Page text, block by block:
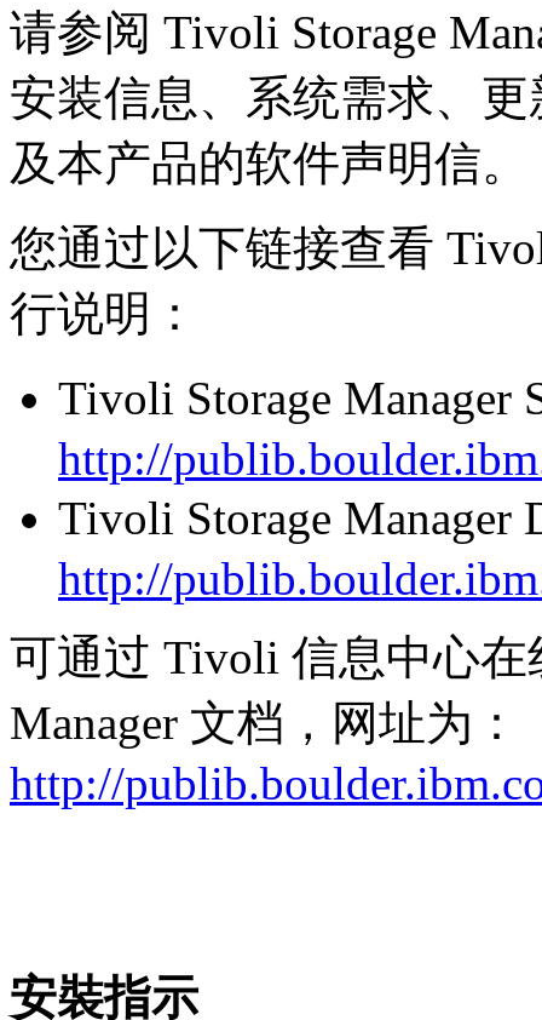
请参阅 Tivoli Storage
安装信息、系统需求、
及本产品的软件声明信。
您通过以下链接查看
行说明：
Tivoli Storage Manager
http://
Tivoli Storage Manager
http://
可通过 Tivoli 信息中心在
Manager 文档，网址为：
http://
安裝指示